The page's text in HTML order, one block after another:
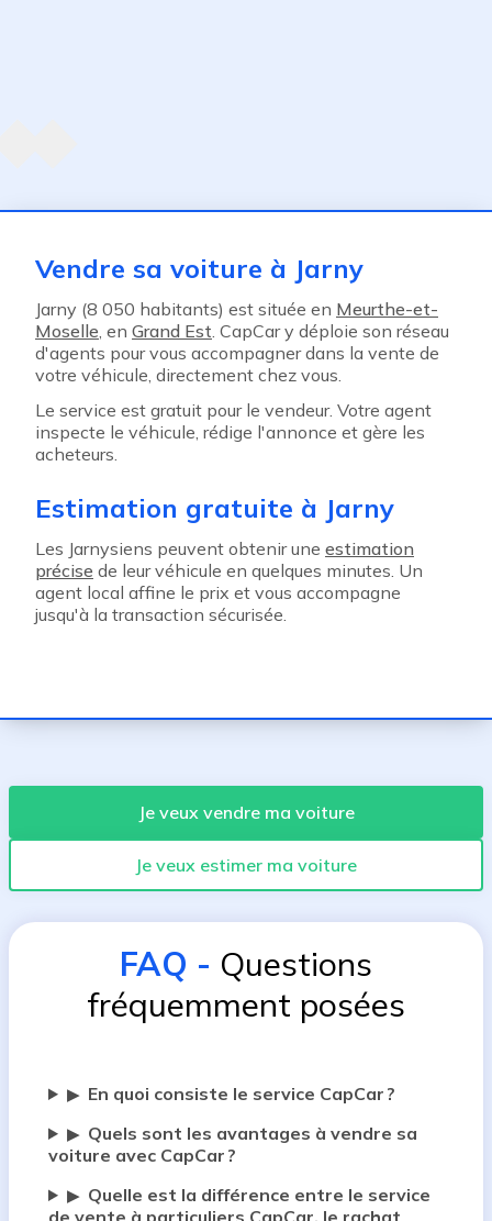
Vendre sa voiture à Jarny
Jarny (8 050 habitants) est située en Meurthe-et-
Moselle, en Grand Est. CapCar y déploie son réseau
d'agents pour vous accompagner dans la vente de
votre véhicule, directement chez vous.
Le service est gratuit pour le vendeur. Votre agent
inspecte le véhicule, rédige l'annonce et gère les
acheteurs.
Estimation gratuite à Jarny
Les Jarnysiens peuvent obtenir une estimation
précise de leur véhicule en quelques minutes. Un
agent local affine le prix et vous accompagne
jusqu'à la transaction sécurisée.
Je veux vendre ma voiture
Je veux estimer ma voiture
FAQ - Questions
fréquemment posées
▶ En quoi consiste le service CapCar ?
▶ Quels sont les avantages à vendre sa
voiture avec CapCar ?
▶ Quelle est la différence entre le service
de vente à particuliers CapCar, le rachat